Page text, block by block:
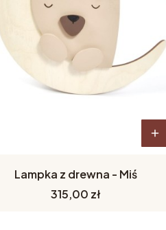
Lampka z drewna - Miś
Cena
315,00 zł